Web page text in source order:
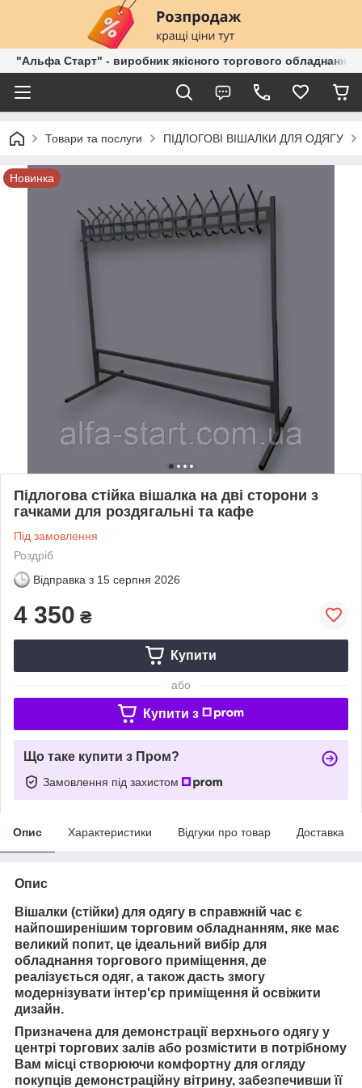
"Альфа Старт" - виробник якісного торгового обладнання
Товари та послуги ПІДЛОГОВІ ВІШАЛКИ ДЛЯ ОДЯГУ
Новинка
Підлогова стійка вішалка на дві сторони з
гачками для роздягальні та кафе
Під замовлення
Роздріб
Відправка з 15 серпня 2026
4 350 ₴
Купити
або
Купити з
Що таке купити з Пром?
Замовлення під захистом
Опис Характеристики Відгуки про товар Доставка
Опис
Вішалки (стійки) для одягу в справжній час є
найпоширенішим торговим обладнанням, яке має
великий попит, це ідеальний вибір для
обладнання торгового приміщення, де
реалізується одяг, а також дасть змогу
модернізувати інтер'єр приміщення й освіжити
дизайн.
Призначена для демонстрації верхнього одягу у
центрі торгових залів або розмістити в потрібному
Вам місці створюючи комфортну для огляду
покупців демонстраційну вітрину, забезпечивши її